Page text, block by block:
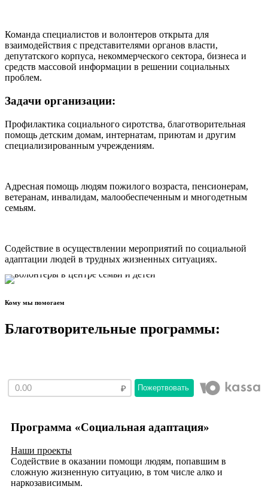
Команда специалистов и волонтеров открыта для
взаимодействия с представителями органов власти,
депутатского корпуса, некоммерческого сектора, бизнеса и
средств массовой информации в решении социальных
проблем.
Задачи организации:
Профилактика социального сиротства, благотворительная
помощь детским домам, интернатам, приютам и другим
специализированным учреждениям.
Адресная помощь людям пожилого возраста, пенсионерам,
ветеранам, инвалидам, малообеспеченным и многодетным
семьям.
Содействие в осуществлении мероприятий по социальной
адаптации людей в трудных жизненных ситуациях.
Кому мы помогаем
Благотворительные программы:
Пожертвовать
Программа «Социальная адаптация»
Наши проекты
Содействие в оказании помощи людям, попавшим в
сложную жизненную ситуацию, в том числе алко и
наркозависимым.